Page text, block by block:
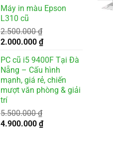
là:
2.000.000 ₫.
tại
Máy in màu Epson
L310 cũ
2.500.000₫
Giá
là:
2.500.000 ₫.
2.000.000 ₫Giá
tại
là:
2.000.000 ₫.
PC cũ i5 9400F Tại Đà
Nẵng – Cấu hình
mạnh, giá rẻ, chiến
mượt văn phòng & giải
trí
5.500.000₫
Giá
4.900.000 ₫Giá